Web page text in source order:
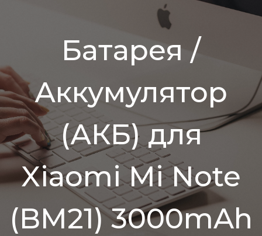
Батарея /
Аккумулятор
(АКБ) для
Xiaomi Mi Note
(BM21) 3000mAh